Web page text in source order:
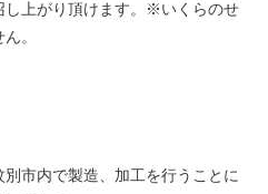
上がり頂けます。※いくらのせ
。
別市内で製造、加工を行うことに